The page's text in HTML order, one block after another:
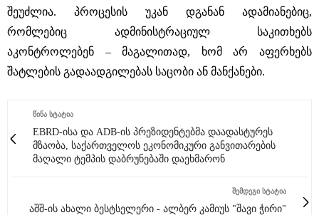
შეუძლია. პროცესის უკან დგანან ადამიანებიც,
რომლებიც ადმინისტრაციულ საკითხებს
აკონტროლებენ – მაგალითად, ხომ არ აფერხებს
შატლების გადაადგილებას საცობი ან მანქანები.
ᲬᲘᲜᲐ ᲡᲢᲐᲢᲘᲐ
EBRD-ისა და ADB-ის პრეზიდენტებმა დაადასტურეს
მზაობა, საქართველოს ეკონომიკური განვითარების
მაღალი ტემპის დაბრუნებაში დაეხმარონ
ᲨᲔᲛᲓᲔᲒᲘ ᲡᲢᲐᲢᲘᲐ
აშშ-ის ახალი ბესტსელერი - ალბერ კამიუს "შავი ჭირი"